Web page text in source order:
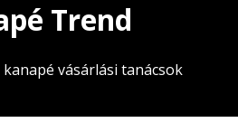
Trend
vásárlási tanácsok